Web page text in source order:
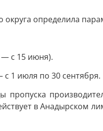
определила
с 15 июня).
1 июля по 30 сентября.
пропуска
в Анадырском